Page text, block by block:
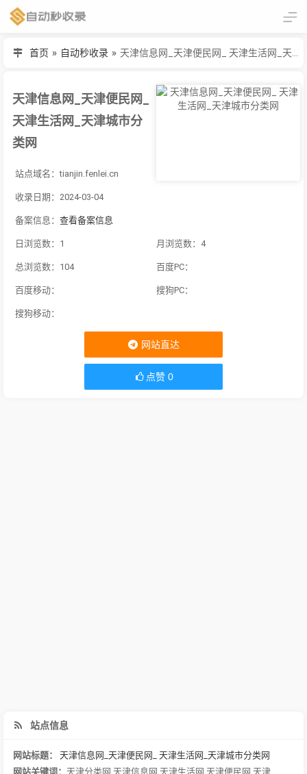
首页 » 自动秒收录 »
天津信息网_天津便民网_
天津生活网_天津城市分
类网
站点域名：tianjin.fenlei.cn
收录日期：2024-03-04
备案信息： 查看备案信息
日浏览数：1 月浏览数：4
总浏览数：104 百度PC：
百度移动： 搜狗PC：
搜狗移动：
网站直达
点赞 0
站点信息
网站标题：
天津信息网_天津便民网_ 天津生活网_天津城市分类网
网站关键词： 天津分类网 天津信息网 天津生活网 天津便民网 天津